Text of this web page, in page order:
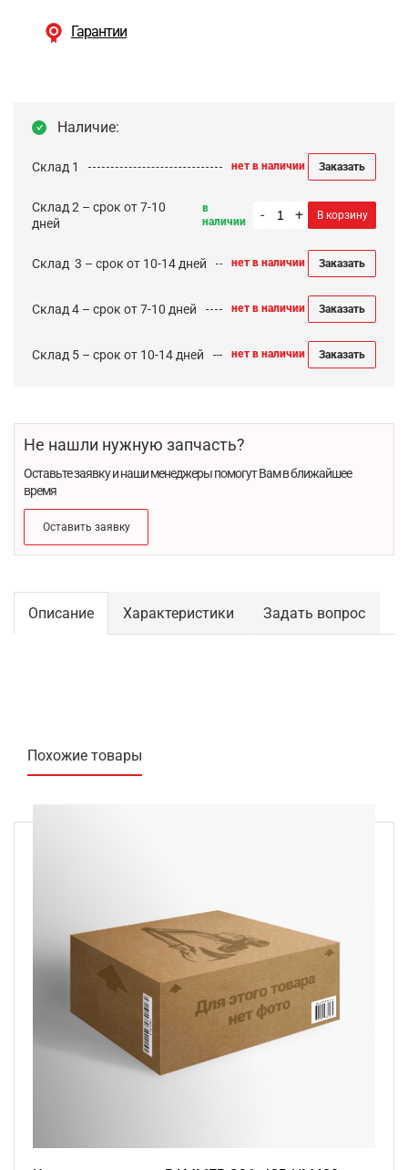
Гарантии
Наличие:
Склад 1 нет в наличии Заказать
Склад 2 – срок от 7-10
дней
в
наличии
- + В корзину
Cклад 3 – срок от 10-14 дней нет в наличии Заказать
Склад 4 – срок от 7-10 дней нет в наличии Заказать
Склад 5 – срок от 10-14 дней нет в наличии Заказать
Не нашли нужную запчасть?
Оставьте заявку и наши менеджеры помогут Вам в ближайшее
время
Оставить заявку
Описание Характеристики Задать вопрос
Похожие товары